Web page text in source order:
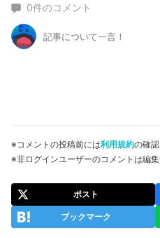
0件のコメント
※コメントの投稿前には利用規約の確認
※非ログインユーザーのコメントは編
ポスト
ブックマーク